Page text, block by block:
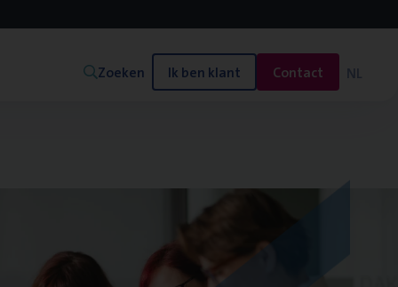
Zoeken Ik ben klant Contact NL